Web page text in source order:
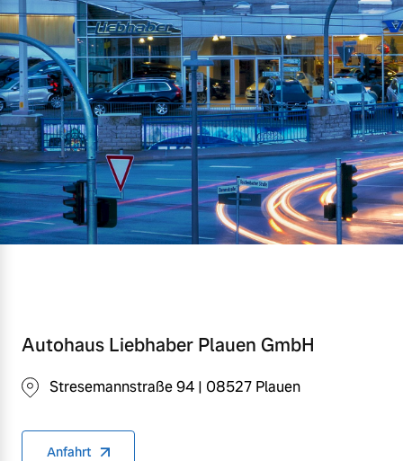
Jetzt kennenlernen
Mehr erfahren
Versicherung
Autohaus Liebhaber Plauen GmbH
Stresemannstraße 94 | 08527 Plauen
Anfahrt